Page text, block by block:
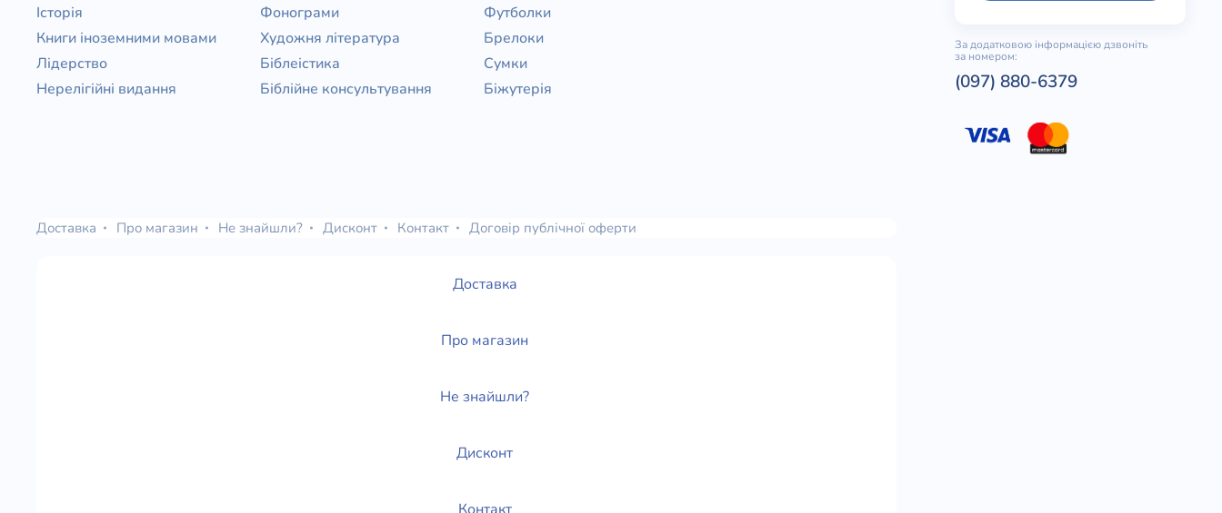
Історія
Книги іноземними мовами
Лідерство
Нерелігійні видання
Фонограми
Художня література
Біблеістика
Біблійне консультування
Футболки
Брелоки
Сумки
Біжутерія
За додатковою інформацією дзвоніть
за номером:
(097) 880-6379
Доставка Про магазин Не знайшли? Дисконт Контакт Договір публічної оферти
Доставка
Про магазин
Не знайшли?
Дисконт